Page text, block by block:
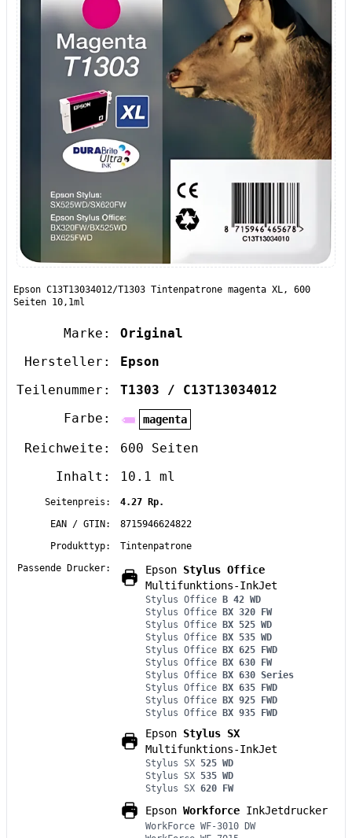
Epson C13T13034012/T1303 Tintenpatrone magenta XL, 600
Seiten 10,1ml
Marke:
Original
Hersteller:
Epson
Teilenummer:
T1303 / C13T13034012
Farbe:
magenta
Reichweite:
600 Seiten
Inhalt:
10.1 ml
Seitenpreis:
4.27 Rp.
EAN / GTIN:
8715946624822
Produkttyp:
Tintenpatrone
Passende Drucker:
Epson Stylus Office
Multifunktions-InkJet
Stylus Office B 42 WD
Stylus Office BX 320 FW
Stylus Office BX 525 WD
Stylus Office BX 535 WD
Stylus Office BX 625 FWD
Stylus Office BX 630 FW
Stylus Office BX 630 Series
Stylus Office BX 635 FWD
Stylus Office BX 925 FWD
Stylus Office BX 935 FWD
Epson Stylus SX
Multifunktions-InkJet
Stylus SX 525 WD
Stylus SX 535 WD
Stylus SX 620 FW
Epson Workforce InkJetdrucker
WorkForce WF-3010 DW